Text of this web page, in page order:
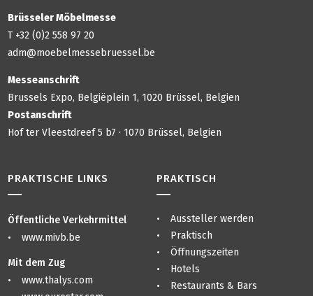
Brüsseler Möbelmesse
T +32 (0)2 558 97 20
adm@moebelmessebruessel.be
Messeanschrift
Brussels Expo, Belgiëplein 1, 1020 Brüssel, Belgien
Postanschrift
Hof ter Vleestdreef 5 b7 · 1070 Brüssel, Belgien
PRAKTISCHE LINKS
Öffentliche Verkehrmittel
www.mivb.be
Mit dem Zug
www.thalys.com
PRAKTISCH
Aussteller werden
Praktisch
Öffnungszeiten
Hotels
Restaurants & Bars